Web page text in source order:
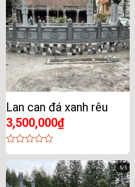
Lan can đá xanh rêu
3,500,000₫
0
of
5